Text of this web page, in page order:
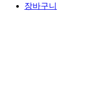
장바구니